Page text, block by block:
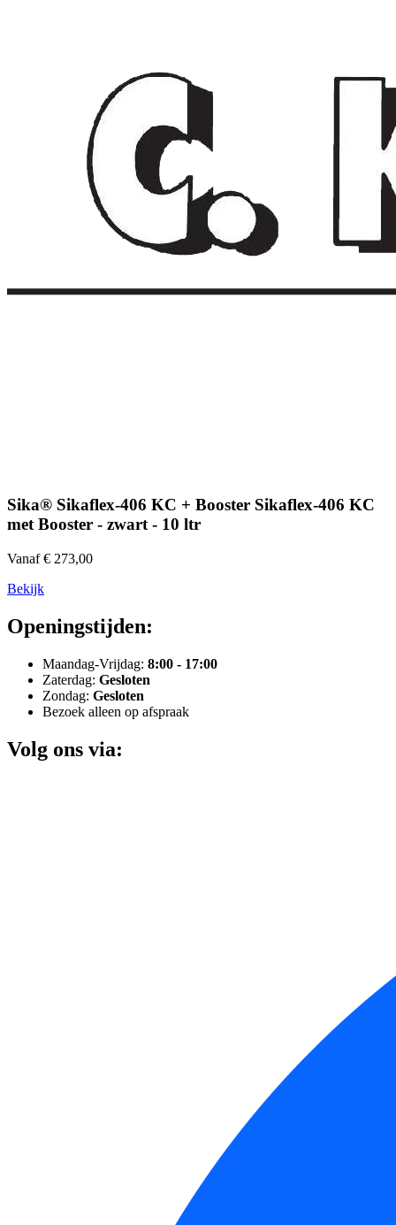
Sika® Sikaflex-406 KC + Booster Sikaflex-406 KC
met Booster - zwart - 10 ltr
Vanaf € 273,00
Bekijk
Openingstijden:
Maandag-Vrijdag: 8:00 - 17:00
Zaterdag: Gesloten
Zondag: Gesloten
Bezoek alleen op afspraak
Volg ons via: